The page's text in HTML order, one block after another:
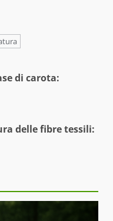
di carota:
delle fibre tessili: